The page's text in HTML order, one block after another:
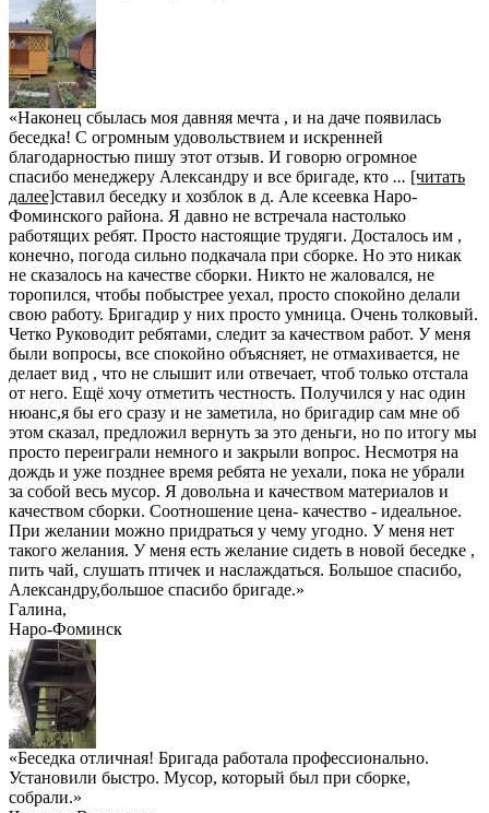
«Наконец сбылась моя давняя мечта , и на даче появилась
беседка! С огромным удовольствием и искренней
благодарностью пишу этот отзыв. И говорю огромное
спасибо менеджеру Александру и все бригаде, кто ... [читать
далее]ставил беседку и хозблок в д. Але ксеевка Наро-
Фоминского района. Я давно не встречала настолько
работящих ребят. Просто настоящие трудяги. Досталось им ,
конечно, погода сильно подкачала при сборке. Но это никак
не сказалось на качестве сборки. Никто не жаловался, не
торопился, чтобы побыстрее уехал, просто спокойно делали
свою работу. Бригадир у них просто умница. Очень толковый.
Четко Руководит ребятами, следит за качеством работ. У меня
были вопросы, все спокойно объясняет, не отмахивается, не
делает вид , что не слышит или отвечает, чтоб только отстала
от него. Ещё хочу отметить честность. Получился у нас один
нюанс,я бы его сразу и не заметила, но бригадир сам мне об
этом сказал, предложил вернуть за это деньги, но по итогу мы
просто переиграли немного и закрыли вопрос. Несмотря на
дождь и уже позднее время ребята не уехали, пока не убрали
за собой весь мусор. Я довольна и качеством материалов и
качеством сборки. Соотношение цена- качество - идеальное.
При желании можно придраться у чему угодно. У меня нет
такого желания. У меня есть желание сидеть в новой беседке ,
пить чай, слушать птичек и наслаждаться. Большое спасибо,
Александру,большое спасибо бригаде.»
Галина,
Наро-Фоминск
«Беседка отличная! Бригада работала профессионально.
Установили быстро. Мусор, который был при сборке,
собрали.»